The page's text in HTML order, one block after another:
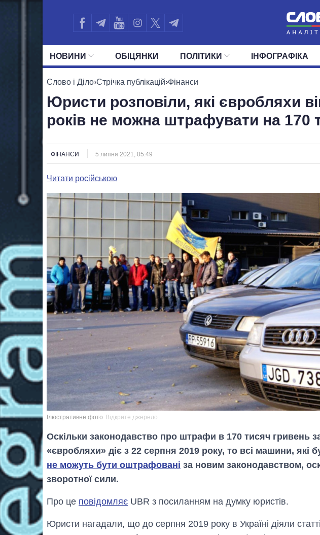
НОВИНИ
ПОЛІТИКА
ОБIЦЯНКИ ПОЛIТИКИ
УСІ ПОЛІТИКИ ПРЕЗИДЕНТ І ОФІС
ДЕПУТАТИ
ІНФОГРАФІКА
Слово і Діло›Стрічка публікацій›Фінанси
Юристи розповіли, які євробляхи
років не можна штрафувати на 170
ФІНАНСИ 5 липня 2021, 05:49
Читати російською
Ілюстративне фото Відкрите джерело
Оскільки законодавство про штрафи в 170 тисяч гривень
«євробляхи» діє з 22 серпня 2019 року, то всі машини, які
не можуть бути оштрафовані за новим законодавством,
зворотної сили.
Про це повідомляє UBR з посиланням на думку юристів.
Юристи нагадали, що до серпня 2019 року в Україні діяли